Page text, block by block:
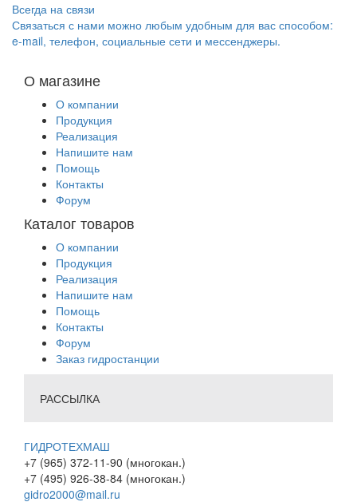
Всегда на связи
Связаться с нами можно любым удобным для вас способом:
e-mail, телефон, социальные сети и мессенджеры.
О магазине
О компании
Продукция
Реализация
Напишите нам
Помощь
Контакты
Форум
Каталог товаров
О компании
Продукция
Реализация
Напишите нам
Помощь
Контакты
Форум
Заказ гидростанции
РАССЫЛКА
ГИДРОТЕХМАШ
+7 (965) 372-11-90 (многокан.)
+7 (495) 926-38-84 (многокан.)
gidro2000@mail.ru